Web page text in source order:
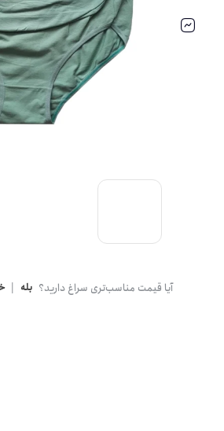
مایو
کاستوم
گن
آیا قیمت مناسب‌تری سراغ دارید؟ بله